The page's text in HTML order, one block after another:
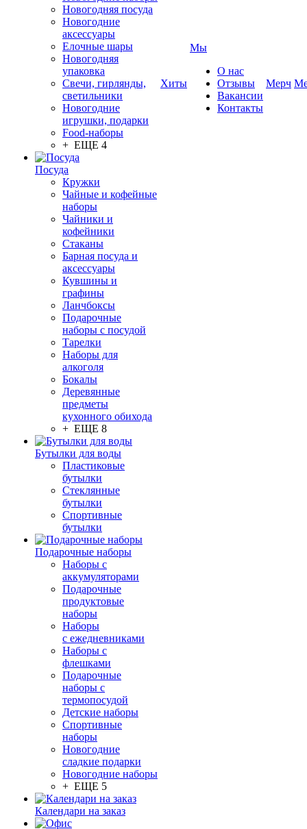
Новогодняя посуда
Новогодние
аксессуары
Елочные шары
Новогодняя
упаковка
Свечи, гирлянды,
светильники
Новогодние
игрушки, подарки
Food-наборы
+ ЕЩЕ 4
Посуда
Кружки
Чайные и кофейные
наборы
Чайники и
кофейники
Стаканы
Барная посуда и
аксессуары
Кувшины и
графины
Ланчбоксы
Подарочные
наборы с посудой
Тарелки
Наборы для
алкоголя
Бокалы
Деревянные
предметы
кухонного обихода
+ ЕЩЕ 8
Бутылки для воды
Пластиковые
бутылки
Стеклянные
бутылки
Спортивные
бутылки
Подарочные наборы
Наборы с
аккумуляторами
Подарочные
продуктовые
наборы
Наборы
с ежедневниками
Наборы с
флешками
Подарочные
наборы с
термопосудой
Детские наборы
Спортивные
наборы
Новогодние
сладкие подарки
Новогодние наборы
+ ЕЩЕ 5
Календари на заказ
Хиты
Мы
О нас
Отзывы
Вакансии
Контакты
Мерч